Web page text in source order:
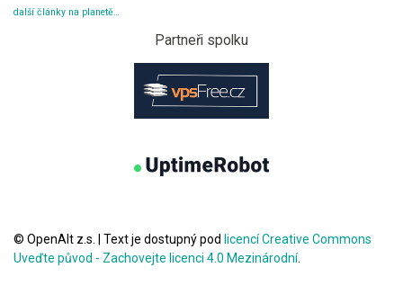
další články na planetě…
Partneři spolku
© OpenAlt z.s. Text je dostupný pod licencí Creative Commons
Uveďte původ - Zachovejte licenci 4.0 Mezinárodní.